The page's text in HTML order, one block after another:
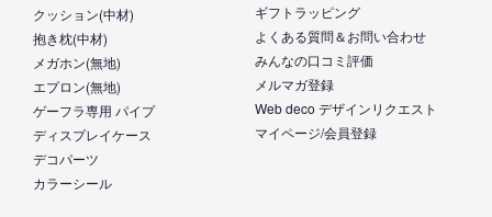
クッション(中材)
抱き枕(中材)
メガホン(無地)
エプロン(無地)
ゲーフラ専用 パイプ
ディスプレイケース
デコパーツ
カラーシール
ギフトラッピング
よくある質問＆お問い合わせ
みんなの口コミ評価
メルマガ登録
Web deco デザインリクエスト
マイページ/会員登録